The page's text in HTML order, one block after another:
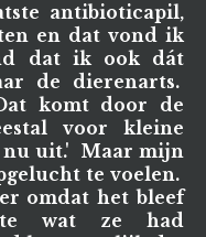
antibioticapil,
en dat vond ik
dat ik ook dát
de dierenarts.
komt door de
voor kleine
nu uit.' Maar mijn
te voelen.
omdat het bleef
wat ze had